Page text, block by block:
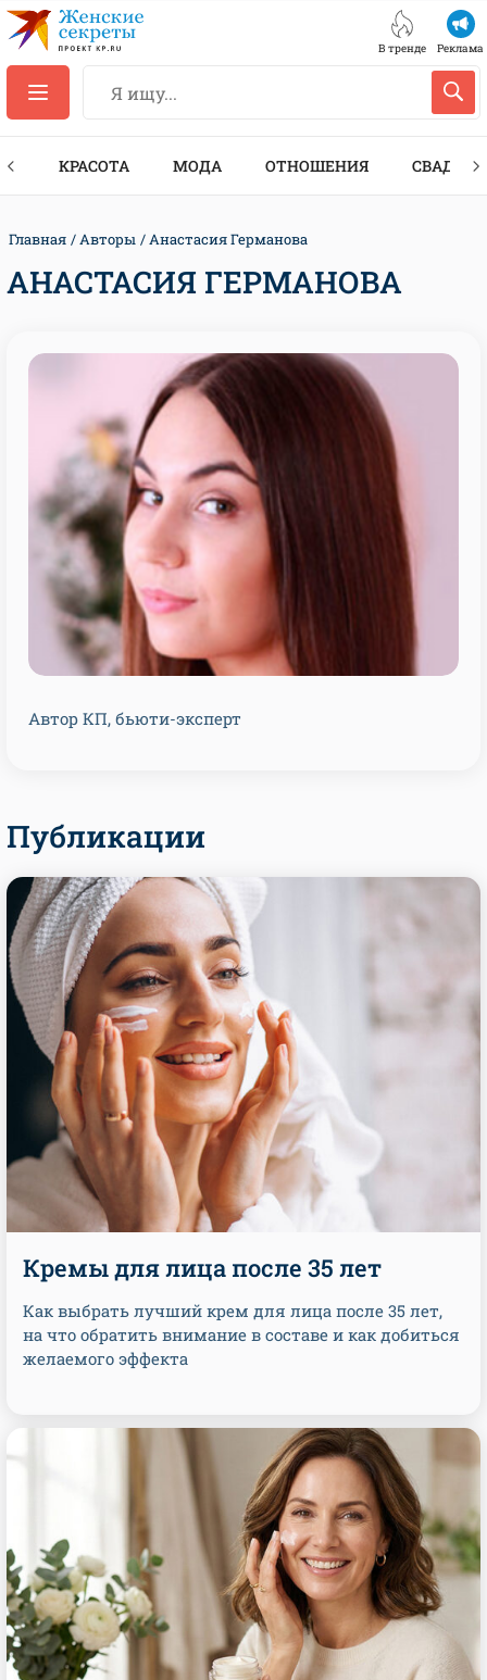
В тренде Реклама
КРАСОТА МОДА ОТНОШЕНИЯ СВАДЬБА
Главная Авторы Анастасия Германова
АНАСТАСИЯ ГЕРМАНОВА
Автор КП, бьюти-эксперт
Публикации
Кремы для лица после 35 лет
Как выбрать лучший крем для лица после 35 лет,
на что обратить внимание в составе и как добиться
желаемого эффекта